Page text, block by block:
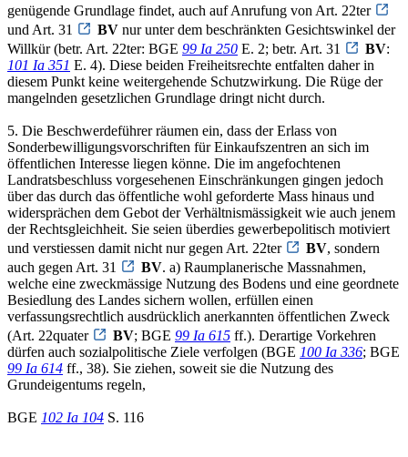
genügende Grundlage findet, auch auf Anrufung von Art. 22ter
und Art. 31
BV nur unter dem beschränkten Gesichtswinkel der
Willkür (betr. Art. 22ter: BGE 99 Ia 250 E. 2; betr. Art. 31 BV:
101 Ia 351 E. 4). Diese beiden Freiheitsrechte entfalten daher in
diesem Punkt keine weitergehende Schutzwirkung. Die Rüge der
mangelnden gesetzlichen Grundlage dringt nicht durch.
5. Die Beschwerdeführer räumen ein, dass der Erlass von
Sonderbewilligungsvorschriften für Einkaufszentren an sich im
öffentlichen Interesse liegen könne. Die im angefochtenen
Landratsbeschluss vorgesehenen Einschränkungen gingen jedoch
über das durch das öffentliche wohl geforderte Mass hinaus und
widersprächen dem Gebot der Verhältnismässigkeit wie auch jenem
der Rechtsgleichheit. Sie seien überdies gewerbepolitisch motiviert
und verstiessen damit nicht nur gegen Art. 22ter
BV, sondern
auch gegen Art. 31
BV. a) Raumplanerische Massnahmen,
welche eine zweckmässige Nutzung des Bodens und eine geordnete
Besiedlung des Landes sichern wollen, erfüllen einen
verfassungsrechtlich ausdrücklich anerkannten öffentlichen Zweck
(Art. 22quater
BV; BGE 99 Ia 615 ff.). Derartige Vorkehren
dürfen auch sozialpolitische Ziele verfolgen (BGE 100 Ia 336; BGE
99 Ia 614 ff., 38). Sie ziehen, soweit sie die Nutzung des
Grundeigentums regeln,
BGE 102 Ia 104 S. 116